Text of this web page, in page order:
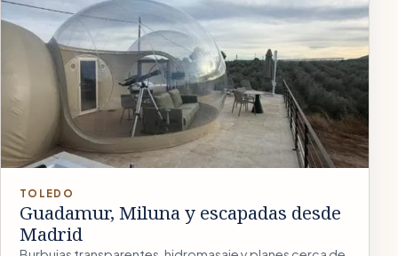
TOLEDO
Guadamur, Miluna y escapadas desde
Madrid